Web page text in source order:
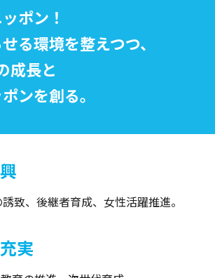
ポン！
る環境を整えつつ、
成長と
ンを創る。
致、後継者育成、女性活躍推進。
実